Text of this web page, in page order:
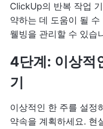
ClickUp의 반복 작업
약하는 데 도움이 될
웰빙을 관리할 수 있습
4단계: 이상적
기
이상적인 한 주를 설정
약속을 계획하세요. 현